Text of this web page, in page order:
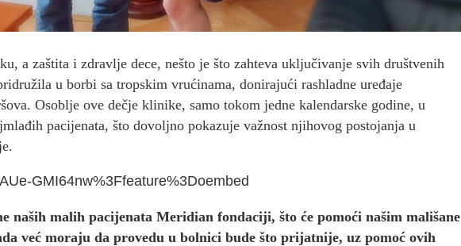
a zaštita i zdravlje dece, nešto je što zahteva uključivanje svih društvenih
u borbi sa tropskim vrućinama, donirajući rashladne uređaje
Osoblje ove dečje klinike, samo tokom jedne kalendarske godine, u
pacijenata, što dovoljno pokazuje važnost njihovog postojanja u
GMI64nw%3Ffeature%3Doembed
naših malih pacijenata Meridian fondaciji, što će pomoći našim mališane
već moraju da provedu u bolnici bude što prijatnije, uz pomoć ovih